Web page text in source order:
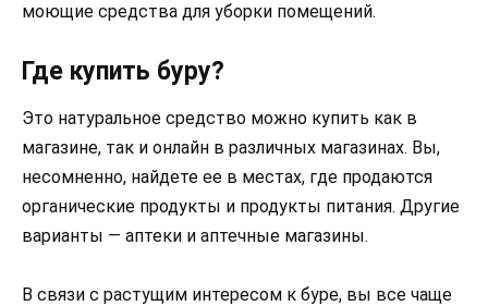
моющие средства для уборки помещений.
Где купить буру?
Это натуральное средство можно купить как в
магазине, так и онлайн в различных магазинах. Вы,
несомненно, найдете ее в местах, где продаются
органические продукты и продукты питания. Другие
варианты — аптеки и аптечные магазины.
В связи с растущим интересом к буре, вы все чаще